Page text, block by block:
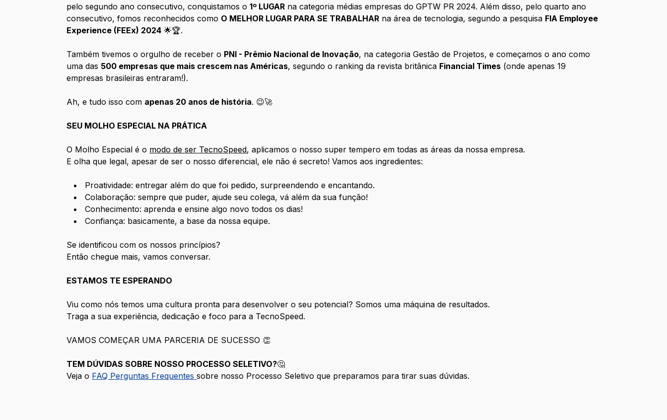
pelo segundo ano consecutivo, conquistamos o1º LUGAR na categoria médias empresas do GPTW PR 2024. Além disso, pelo quarto ano
consecutivo, fomos reconhecidos como O MELHOR LUGAR PARA SE TRABALHAR na área de tecnologia, segundo a pesquisa FIA Employee
Experience (FEEx) 2024 🌟🏆.
Também tivemos o orgulho de receber o PNI - Prêmio Nacional de Inovação, na categoria Gestão de Projetos, e começamos o ano como
uma das 500 empresas que mais crescem nas Américas, segundo o ranking da revista britânica Financial Times (onde apenas 19
empresas brasileiras entraram!).
Ah, e tudo isso com apenas 20 anos de história. 😉🚀
SEU MOLHO ESPECIAL NA PRÁTICA
O Molho Especial é o modo de ser TecnoSpeed, aplicamos o nosso super tempero em todas as áreas da nossa empresa.
E olha que legal, apesar de ser o nosso diferencial, ele não é secreto! Vamos aos ingredientes:
Proatividade: entregar além do que foi pedido, surpreendendo e encantando.
Colaboração: sempre que puder, ajude seu colega, vá além da sua função!
Conhecimento: aprenda e ensine algo novo todos os dias!
Confiança: basicamente, a base da nossa equipe.
Se identificou com os nossos princípios?
Então chegue mais, vamos conversar.
ESTAMOS TE ESPERANDO
Viu como nós temos uma cultura pronta para desenvolver o seu potencial? Somos uma máquina de resultados.
Traga a sua experiência, dedicação e foco para a TecnoSpeed.
VAMOS COMEÇAR UMA PARCERIA DE SUCESSO 👏
TEM DÚVIDAS SOBRE NOSSO PROCESSO SELETIVO?🤔
Veja o FAQ Perguntas Frequentessobre nosso Processo Seletivo que preparamos para tirar suas dúvidas.